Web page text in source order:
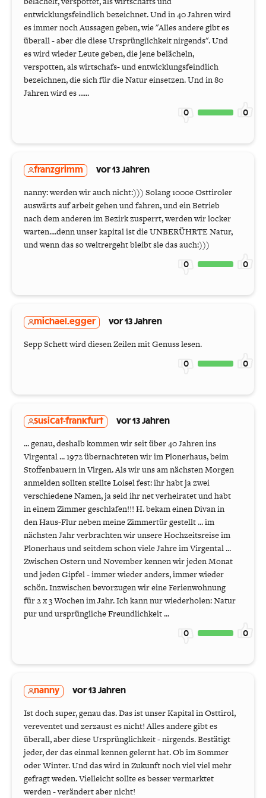
entwicklungsfeindlich bezeichnet. Und in 40 Jahren wird
es immer noch Aussagen geben, wie "Alles andere gibt es
überall - aber die diese Ursprünglichkeit nirgends". Und
es wird wieder Leute geben, die jene belächeln,
verspotten, als wirtschafs- und entwicklungsfeindlich
bezeichnen, die sich für die Natur einsetzen. Und in 80
Jahren wird es ......
0 0
franzgrimm vor 13 Jahren
nanny: werden wir auch nicht:))) Solang 1000e Osttiroler
auswärts auf arbeit gehen und fahren, und ein Betrieb
nach dem anderen im Bezirk zusperrt, werden wir locker
warten....denn unser kapital ist die UNBERÜHRTE Natur,
und wenn das so weitrergeht bleibt sie das auch:)))
0 0
michael.egger vor 13 Jahren
Sepp Schett wird diesen Zeilen mit Genuss lesen.
0 0
SusiCat-frankfurt vor 13 Jahren
... genau, deshalb kommen wir seit über 40 Jahren ins
Virgental ... 1972 übernachteten wir im Plonerhaus, beim
Stoffenbauern in Virgen. Als wir uns am nächsten Morgen
anmelden sollten stellte Loisel fest: ihr habt ja zwei
verschiedene Namen, ja seid ihr net verheiratet und habt
in einem Zimmer geschlafen!!! H. bekam einen Divan in
den Haus-Flur neben meine Zimmertür gestellt ... im
nächsten Jahr verbrachten wir unsere Hochzeitsreise im
Plonerhaus und seitdem schon viele Jahre im Virgental ...
Zwischen Ostern und November kennen wir jeden Monat
und jeden Gipfel - immer wieder anders, immer wieder
schön. Inzwischen bevorzugen wir eine Ferienwohnung
für 2 x 3 Wochen im Jahr. Ich kann nur wiederholen: Natur
pur und ursprüngliche Freundlichkeit ...
0 0
nanny vor 13 Jahren
Ist doch super, genau das. Das ist unser Kapital in Osttirol,
vereventet und zerzaust es nicht! Alles andere gibt es
überall, aber diese Ursprünglichkeit - nirgends. Bestätigt
jeder, der das einmal kennen gelernt hat. Ob im Sommer
oder Winter. Und das wird in Zukunft noch viel viel mehr
gefragt weden. Vielleicht sollte es besser vermarktet
werden - verändert aber nicht!